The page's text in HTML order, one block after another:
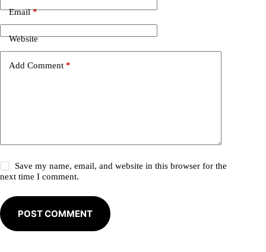
Email*
Website
Add Comment *
Save my name, email, and website in this browser for the
next time I comment.
POST COMMENT
t
i